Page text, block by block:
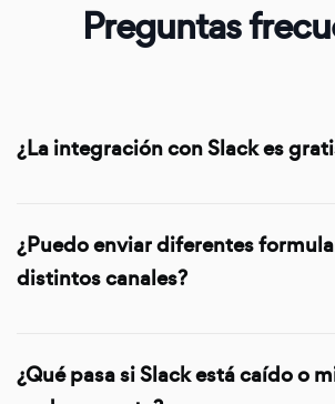
Preguntas
¿La integración con Slack es
por mensaje.
¿Puedo enviar diferentes
distintos canales?
Ventas a #ventas, soporte a
¿Qué pasa si Slack está caído o